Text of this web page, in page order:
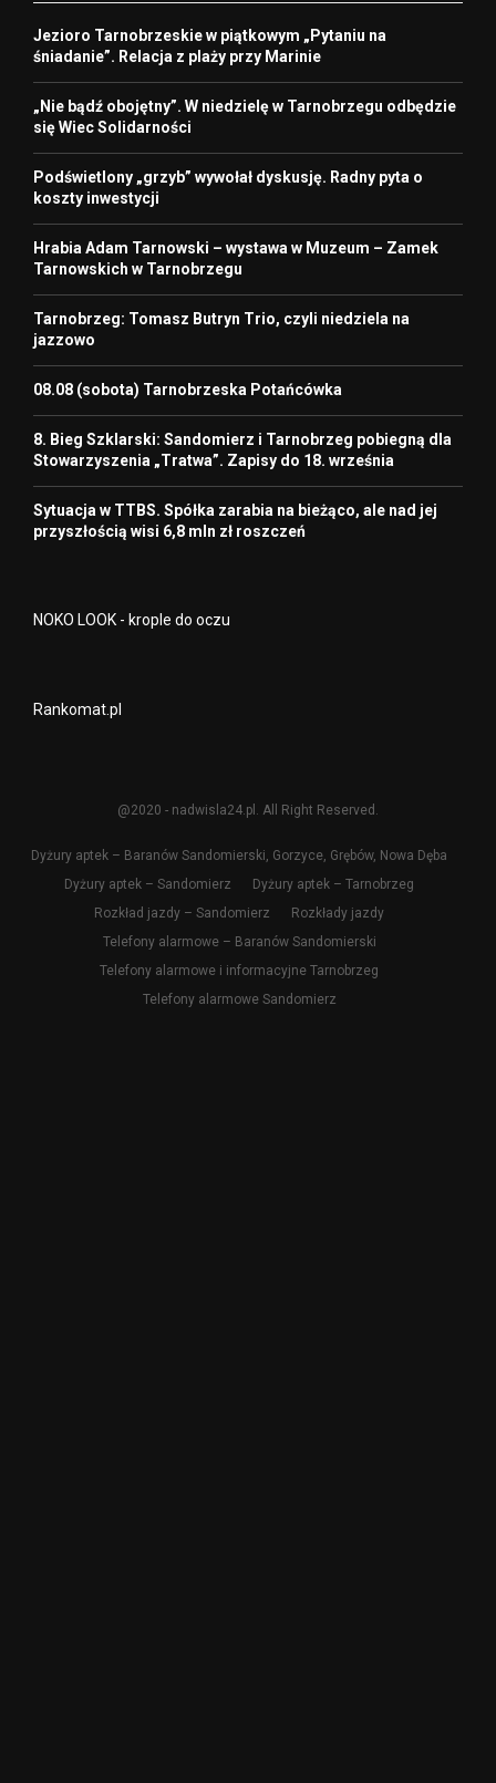
Jezioro Tarnobrzeskie w piątkowym „Pytaniu na
śniadanie”. Relacja z plaży przy Marinie
„Nie bądź obojętny”. W niedzielę w Tarnobrzegu odbędzie
się Wiec Solidarności
Podświetlony „grzyb” wywołał dyskusję. Radny pyta o
koszty inwestycji
Hrabia Adam Tarnowski – wystawa w Muzeum – Zamek
Tarnowskich w Tarnobrzegu
Tarnobrzeg: Tomasz Butryn Trio, czyli niedziela na
jazzowo
08.08 (sobota) Tarnobrzeska Potańcówka
8. Bieg Szklarski: Sandomierz i Tarnobrzeg pobiegną dla
Stowarzyszenia „Tratwa”. Zapisy do 18. września
Sytuacja w TTBS. Spółka zarabia na bieżąco, ale nad jej
przyszłością wisi 6,8 mln zł roszczeń
NOKO LOOK - krople do oczu
Rankomat.pl
@2020 - nadwisla24.pl. All Right Reserved.
Dyżury aptek – Baranów Sandomierski, Gorzyce, Grębów, Nowa Dęba
Dyżury aptek – Sandomierz
Dyżury aptek – Tarnobrzeg
Rozkład jazdy – Sandomierz
Rozkłady jazdy
Telefony alarmowe – Baranów Sandomierski
Telefony alarmowe i informacyjne Tarnobrzeg
Telefony alarmowe Sandomierz